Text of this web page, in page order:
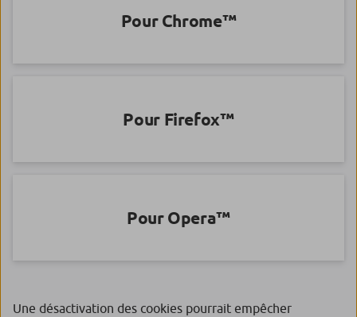
Pour Chrome™
Pour Firefox™
Pour Opera™
Une désactivation des cookies pourrait empêcher